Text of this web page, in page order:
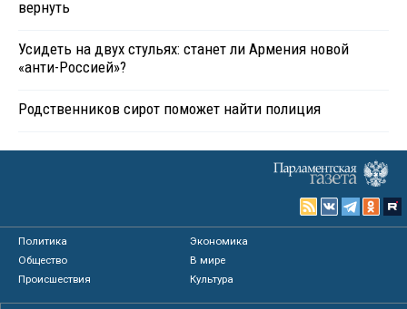
вернуть
Усидеть на двух стульях: станет ли Армения новой
«анти-Россией»?
Родственников сирот поможет найти полиция
Политика
Экономика
Общество
В мире
Происшествия
Культура